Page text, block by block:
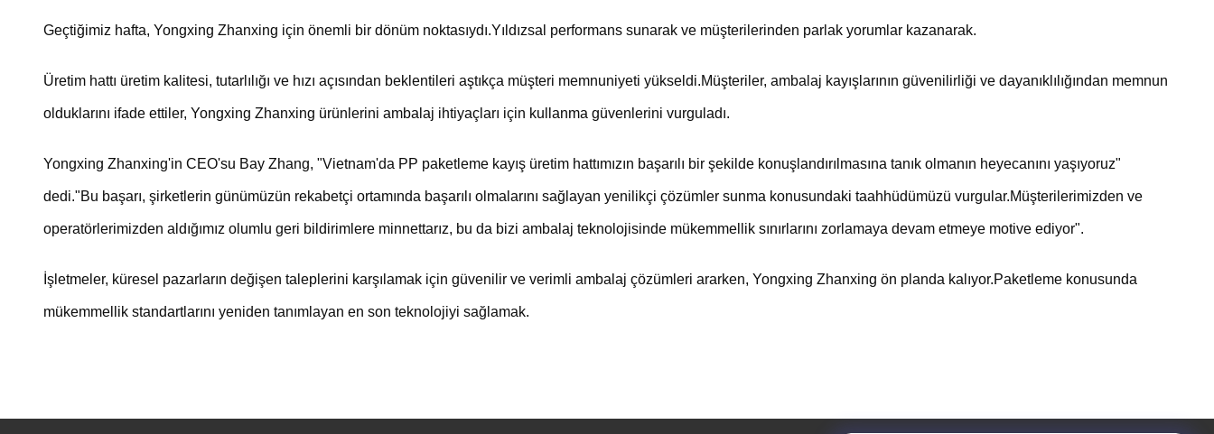
Geçtiğimiz hafta, Yongxing Zhanxing için önemli bir dönüm noktasıydı.Yıldızsal performans sunarak ve müşterilerinden parlak yorumlar kazanarak.
Üretim hattı üretim kalitesi, tutarlılığı ve hızı açısından beklentileri aştıkça müşteri memnuniyeti yükseldi.Müşteriler, ambalaj kayışlarının güvenilirliği ve dayanıklılığından memnun
olduklarını ifade ettiler, Yongxing Zhanxing ürünlerini ambalaj ihtiyaçları için kullanma güvenlerini vurguladı.
Yongxing Zhanxing'in CEO'su Bay Zhang, "Vietnam'da PP paketleme kayış üretim hattımızın başarılı bir şekilde konuşlandırılmasına tanık olmanın heyecanını yaşıyoruz"
dedi."Bu başarı, şirketlerin günümüzün rekabetçi ortamında başarılı olmalarını sağlayan yenilikçi çözümler sunma konusundaki taahhüdümüzü vurgular.Müşterilerimizden ve
operatörlerimizden aldığımız olumlu geri bildirimlere minnettarız, bu da bizi ambalaj teknolojisinde mükemmellik sınırlarını zorlamaya devam etmeye motive ediyor".
İşletmeler, küresel pazarların değişen taleplerini karşılamak için güvenilir ve verimli ambalaj çözümleri ararken, Yongxing Zhanxing ön planda kalıyor.Paketleme konusunda
mükemmellik standartlarını yeniden tanımlayan en son teknolojiyi sağlamak.